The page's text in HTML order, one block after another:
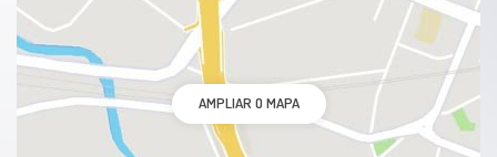
AMPLIAR O MAPA